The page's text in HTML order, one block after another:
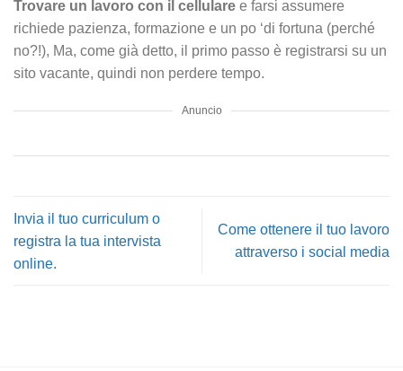
Trovare un lavoro con il cellulare e farsi assumere
richiede pazienza, formazione e un po ‘di fortuna (perché
no?!), Ma, come già detto, il primo passo è registrarsi su un
sito vacante, quindi non perdere tempo.
Anuncio
Invia il tuo curriculum o
registra la tua intervista
online.
Come ottenere il tuo lavoro
attraverso i social media